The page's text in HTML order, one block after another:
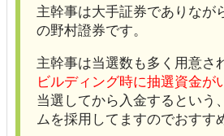
主幹事は大手証券でありなが
の野村證券です。
主幹事は当選数も多く用意さ
ビルディング時に抽選資金が
当選してから入金するという
ムを採用してますのでおすす